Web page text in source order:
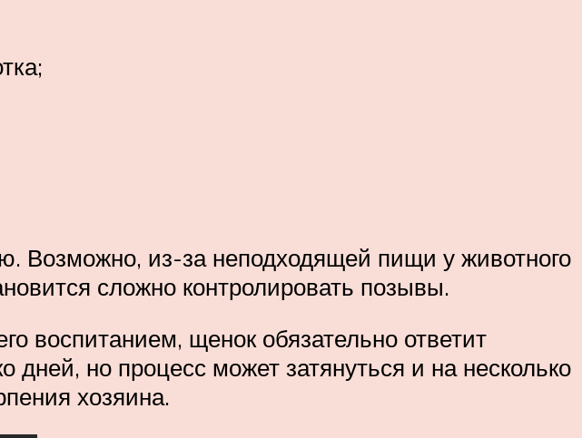
Возможно, из-за неподходящей пищи у животного
сложно контролировать позывы.
воспитанием, щенок обязательно ответит
но процесс может затянуться и на несколько
хозяина.